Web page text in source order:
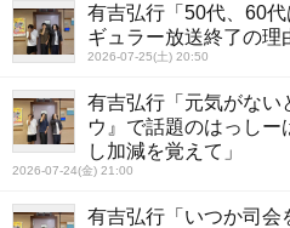
有吉弘行「50代、60
ギュラー放送終了の理
2026-07-25(土) 20:50
有吉弘行「元気がない
ウ』で話題のはっし
し加減を覚えて」
2026-07-24(金) 21:00
有吉弘行「いつか司会